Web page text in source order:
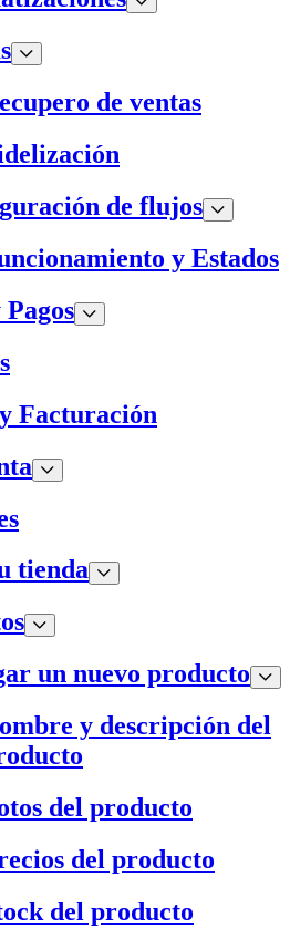
de ventas
de flujos
y Estados
Facturación
tienda
un nuevo producto
y descripción del
del producto
del producto
del producto